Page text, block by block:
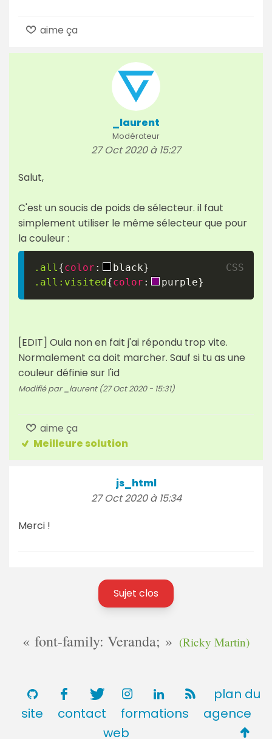
aime ça
_laurent
Modérateur
27 Oct 2020 à 15:27
Salut,
C'est un soucis de poids de sélecteur. il faut
simplement utiliser le même sélecteur que pour
la couleur :
.all {color : black}
.all :visited{color : purple}
[EDIT] Oula non en fait j'ai répondu trop vite.
Normalement ca doit marcher. Sauf si tu as une
couleur définie sur l'id
Modifié par _laurent (27 Oct 2020 - 15:31)
aime ça
Meilleure solution
js_html
27 Oct 2020 à 15:34
Merci !
Sujet clos
font-family: Veranda; (Ricky Martin)
plan du
site
contact formations
agence
web